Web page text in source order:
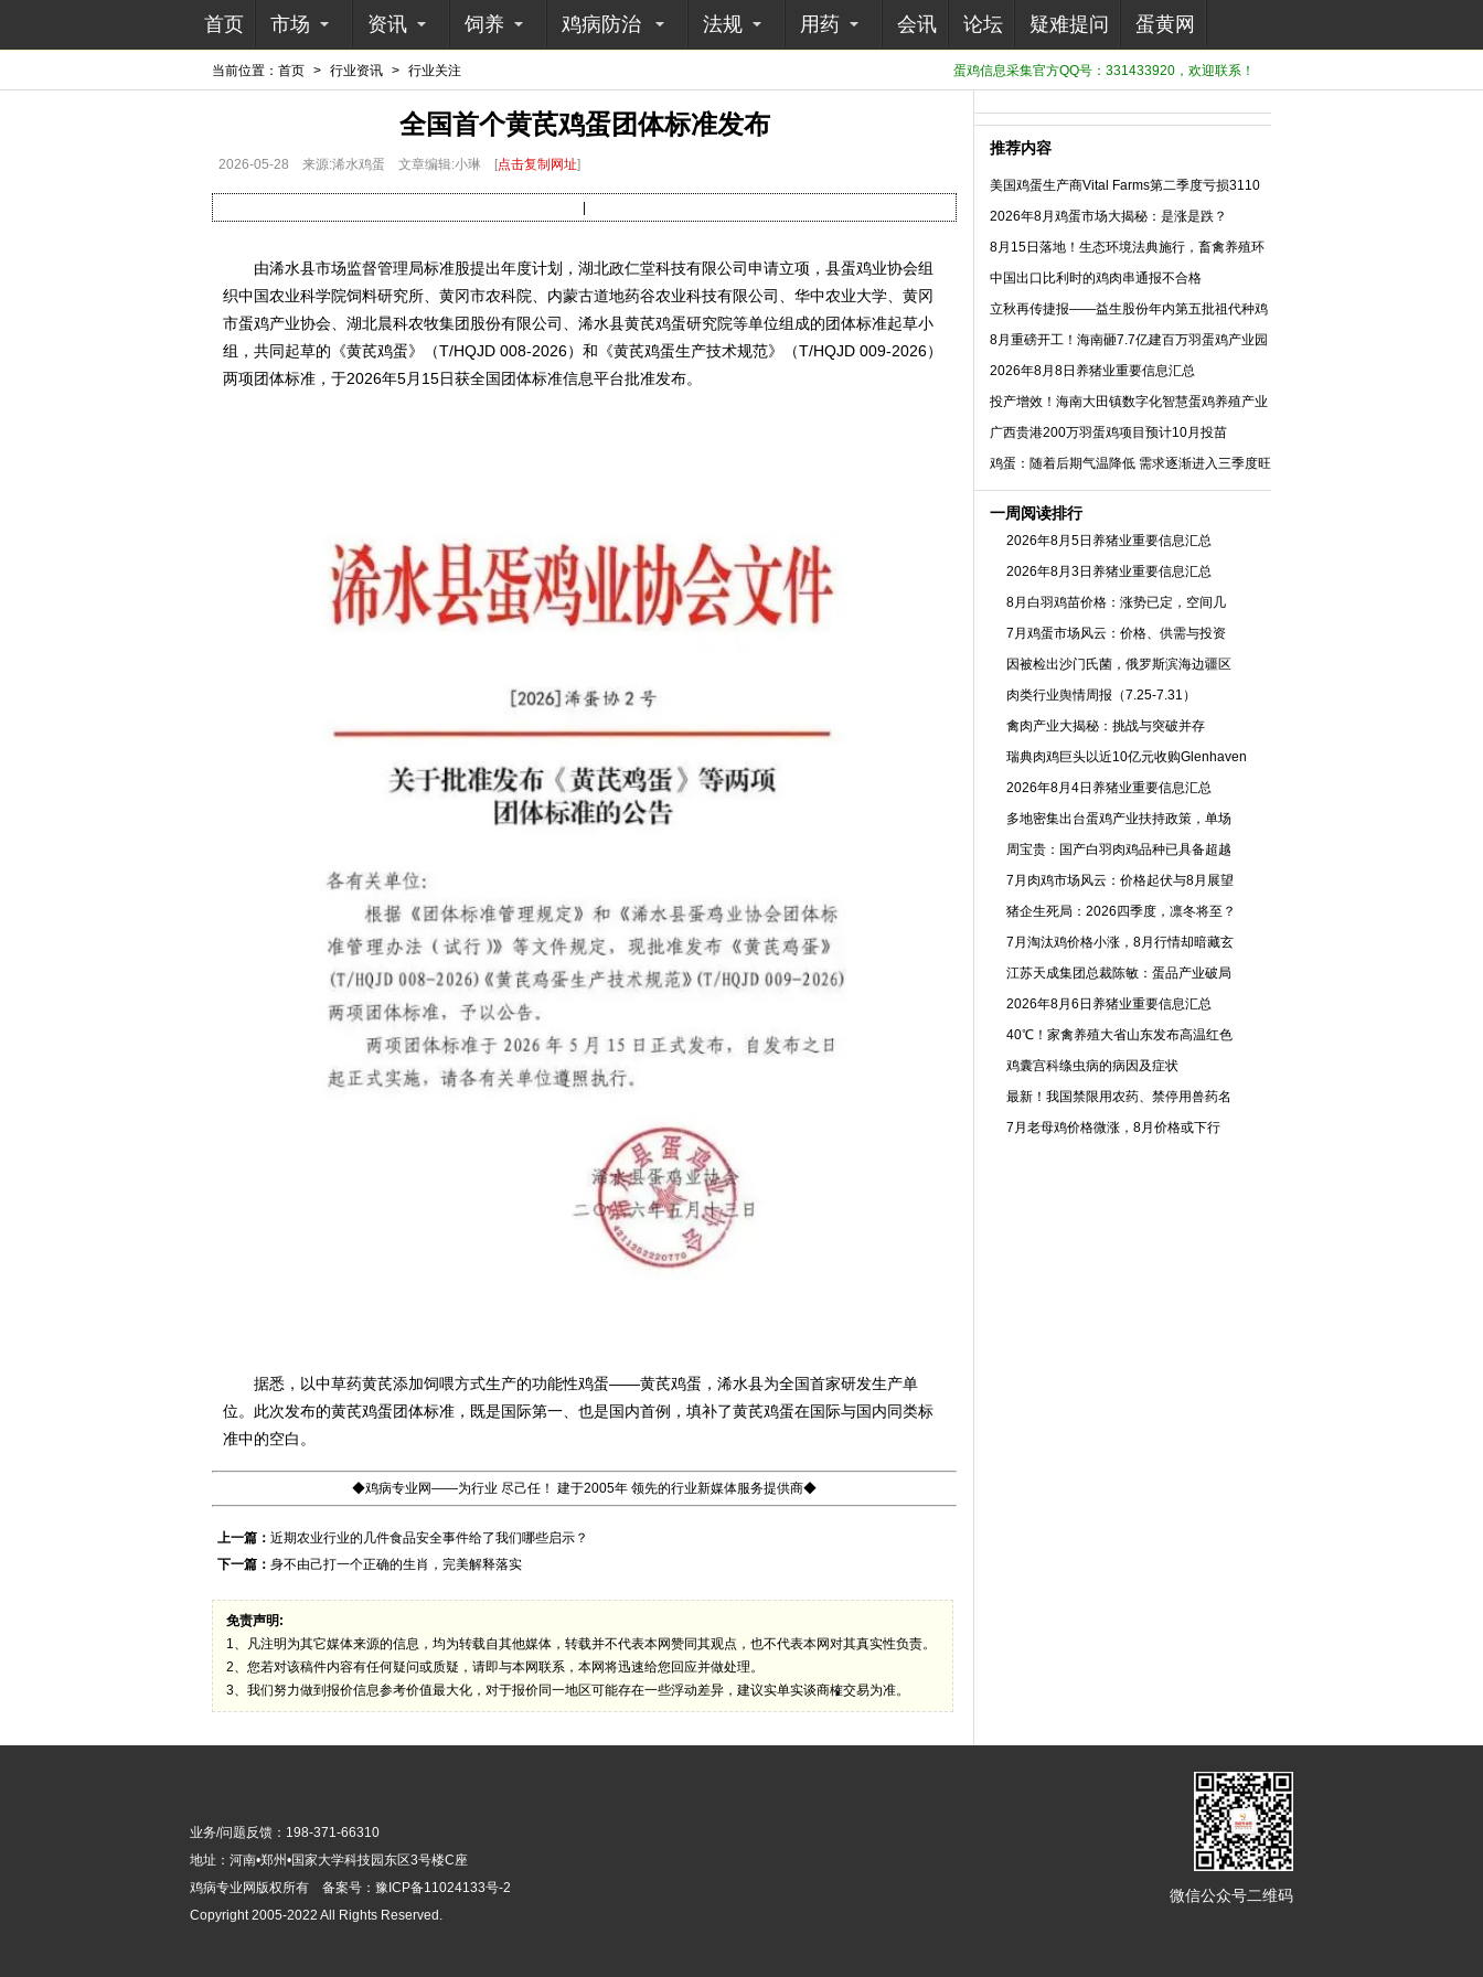
首页 市场 资讯 饲养 鸡病防治 法规 用药 会讯 论坛 疑难提问 蛋黄网
蛋鸡信息采集官方QQ号：331433920，欢迎联系！
当前位置： 首页 > 行业资讯 > 行业关注
全国首个黄芪鸡蛋团体标准发布
2026-05-28 来源:浠水鸡蛋 文章编辑:小琳 [点击复制网址]
由浠水县市场监督管理局标准股提出年度计划，湖北政仁堂科技有限公司申请立项，县蛋鸡业协会组
织中国农业科学院饲料研究所、黄冈市农科院、内蒙古道地药谷农业科技有限公司、华中农业大学、黄冈
市蛋鸡产业协会、湖北晨科农牧集团股份有限公司、浠水县黄芪鸡蛋研究院等单位组成的团体标准起草小
组，共同起草的《黄芪鸡蛋》（T/HQJD 008-2026）和《黄芪鸡蛋生产技术规范》（T/HQJD 009-2026）
两项团体标准，于2026年5月15日获全国团体标准信息平台批准发布。
据悉，以中草药黄芪添加饲喂方式生产的功能性鸡蛋——黄芪鸡蛋，浠水县为全国首家研发生产单
位。此次发布的黄芪鸡蛋团体标准，既是国际第一、也是国内首例，填补了黄芪鸡蛋在国际与国内同类标
准中的空白。
◆鸡病专业网——为行业 尽己任！ 建于2005年 领先的行业新媒体服务提供商◆
上一篇： 近期农业行业的几件食品安全事件给了我们哪些启示？
下一篇： 身不由己打一个正确的生肖，完美解释落实
免责声明:
1、凡注明为其它媒体来源的信息，均为转载自其他媒体，转载并不代表本网赞同其观点，也不代表本网对其真实性负责。
2、您若对该稿件内容有任何疑问或质疑，请即与本网联系，本网将迅速给您回应并做处理。
3、我们努力做到报价信息参考价值最大化，对于报价同一地区可能存在一些浮动差异，建议实单实谈商榷交易为准。
推荐内容
美国鸡蛋生产商Vital Farms第二季度亏损3110
万美元
2026年8月鸡蛋市场大揭秘：是涨是跌？
8月15日落地！生态环境法典施行，畜禽养殖环
保合规法治化新阶段
中国出口比利时的鸡肉串通报不合格
立秋再传捷报——益生股份年内第五批祖代种鸡
引种落地
8月重磅开工！海南砸7.7亿建百万羽蛋鸡产业园
2026年8月8日养猪业重要信息汇总
投产增效！海南大田镇数字化智慧蛋鸡养殖产业
园正式投产
广西贵港200万羽蛋鸡项目预计10月投苗
鸡蛋：随着后期气温降低 需求逐渐进入三季度旺
季
一周阅读排行
2026年8月5日养猪业重要信息汇总
2026年8月3日养猪业重要信息汇总
8月白羽鸡苗价格：涨势已定，空间几
7月鸡蛋市场风云：价格、供需与投资
因被检出沙门氏菌，俄罗斯滨海边疆区
肉类行业舆情周报（7.25-7.31）
禽肉产业大揭秘：挑战与突破并存
瑞典肉鸡巨头以近10亿元收购Glenhaven
2026年8月4日养猪业重要信息汇总
多地密集出台蛋鸡产业扶持政策，单场
周宝贵：国产白羽肉鸡品种已具备超越
7月肉鸡市场风云：价格起伏与8月展望
猪企生死局：2026四季度，凛冬将至？
7月淘汰鸡价格小涨，8月行情却暗藏玄
江苏天成集团总裁陈敏：蛋品产业破局
2026年8月6日养猪业重要信息汇总
40℃！家禽养殖大省山东发布高温红色
鸡囊宫科绦虫病的病因及症状
最新！我国禁限用农药、禁停用兽药名
7月老母鸡价格微涨，8月价格或下行
微信公众号二维码
业务/问题反馈：198-371-66310
地址：河南•郑州•国家大学科技园东区3号楼C座
鸡病专业网版权所有 备案号： 豫ICP备11024133号-2
Copyright 2005-2022 All Rights Reserved.